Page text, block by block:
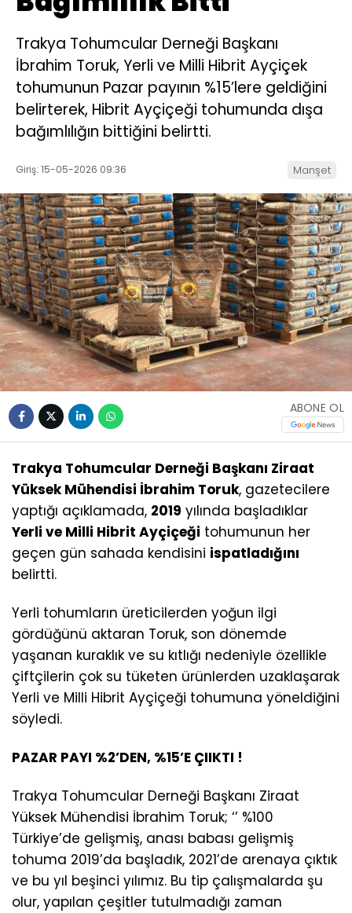
Trakya Tohumcular Derneği Başkanı
İbrahim Toruk, Yerli ve Milli Hibrit Ayçiçek
tohumunun Pazar payının %15’lere geldiğini
belirterek, Hibrit Ayçiçeği tohumunda dışa
bağımlılığın bittiğini belirtti.
Giriş: 15-05-2026 09:36 Manşet
ABONE OL
Trakya Tohumcular Derneği Başkanı Ziraat
Yüksek Mühendisi İbrahim Toruk, gazetecilere
yaptığı açıklamada, 2019 yılında başladıklar
Yerli ve Milli Hibrit Ayçiçeği tohumunun her
geçen gün sahada kendisini ispatladığını
belirtti.
Yerli tohumların üreticilerden yoğun ilgi
gördüğünü aktaran Toruk, son dönemde
yaşanan kuraklık ve su kıtlığı nedeniyle özellikle
çiftçilerin çok su tüketen ürünlerden uzaklaşarak
Yerli ve Milli Hibrit Ayçiçeği tohumuna yöneldiğini
söyledi.
PAZAR PAYI %2’DEN, %15’E ÇIIKTI !
Trakya Tohumcular Derneği Başkanı Ziraat
Yüksek Mühendisi İbrahim Toruk; ‘’ %100
Türkiye’de gelişmiş, anası babası gelişmiş
tohuma 2019’da başladık, 2021’de arenaya çıktık
ve bu yıl beşinci yılımız. Bu tip çalışmalarda şu
olur, yapılan çeşitler tutulmadığı zaman